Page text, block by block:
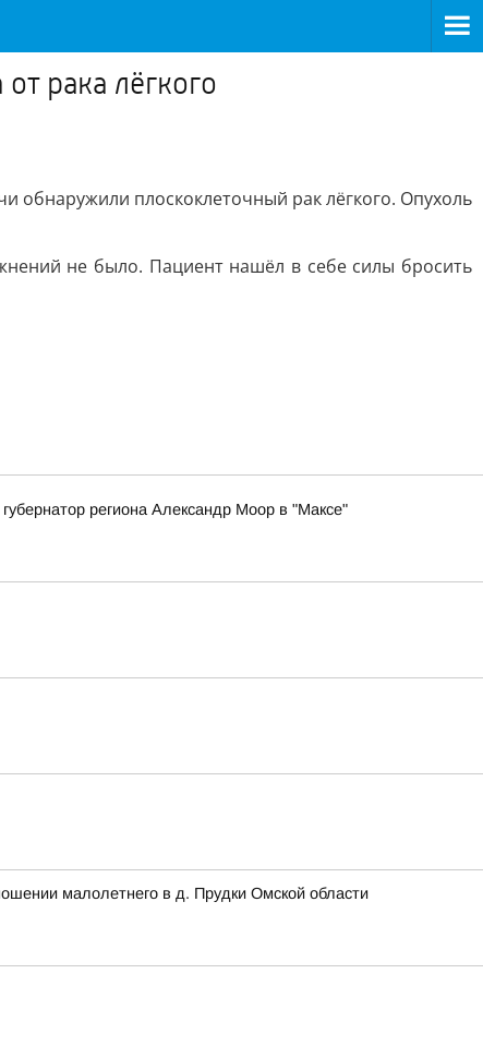
рака лёгкого
обнаружили плоскоклеточный рак лёгкого. Опухоль
не было. Пациент нашёл в себе силы бросить
региона Александр Моор в "Максе"
малолетнего в д. Прудки Омской области